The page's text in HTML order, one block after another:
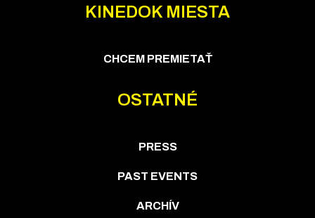
KINEDOK MIESTA
CHCEM PREMIETAŤ
OSTATNÉ
PRESS
PAST EVENTS
ARCHÍV